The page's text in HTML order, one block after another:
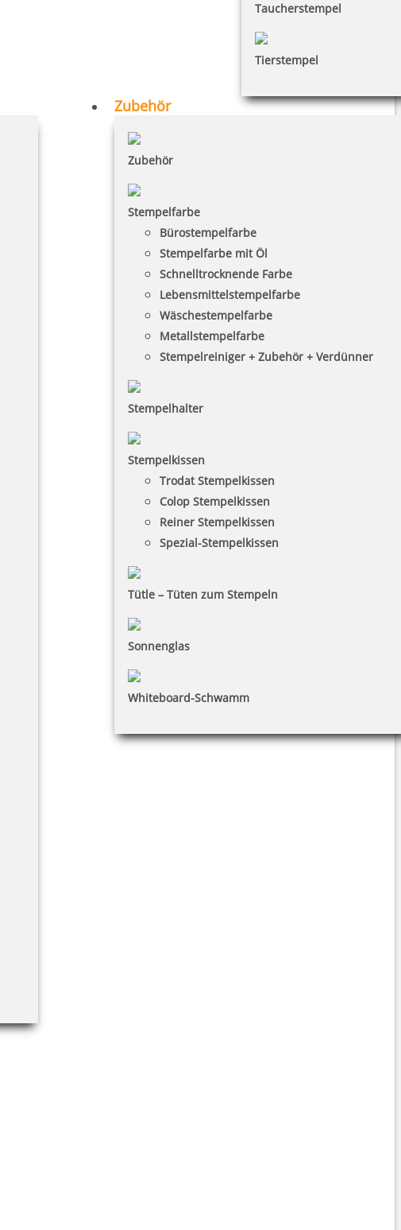
Taucherstempel
Tierstempel
Zubehör
Zubehör
Stempelfarbe
Bürostempelfarbe
Stempelfarbe mit Öl
Schnelltrocknende Farbe
Lebensmittelstempelfarbe
Wäschestempelfarbe
Metallstempelfarbe
Stempelreiniger + Zubehör + Verdünner
Stempelhalter
Stempelkissen
Trodat Stempelkissen
Colop Stempelkissen
Reiner Stempelkissen
Spezial-Stempelkissen
Tütle – Tüten zum Stempeln
Sonnenglas
Whiteboard-Schwamm